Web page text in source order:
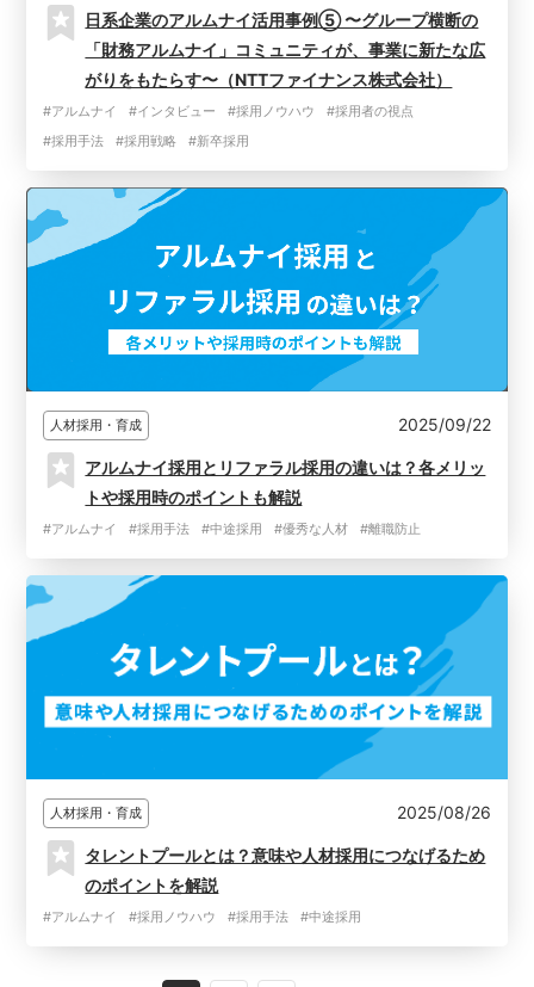
日系企業のアルムナイ活用事例⑤ 〜グループ横断の
「財務アルムナイ」コミュニティが、事業に新たな広
がりをもたらす〜（NTTファイナンス株式会社）
#アルムナイ #インタビュー #採用ノウハウ
#採用者の視点
#採用手法
#採用戦略 #新卒採用
人材採用・育成 2025/09/22
アルムナイ採用とリファラル採用の違いは？各メリッ
トや採用時のポイントも解説
#アルムナイ #採用手法 #中途採用 #優秀な人材 #離職防止
人材採用・育成 2025/08/26
タレントプールとは？意味や人材採用につなげるため
のポイントを解説
#アルムナイ #採用ノウハウ #採用手法 #中途採用